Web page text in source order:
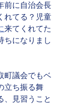
前に自治会長
れてる？児童
来てくれてた
ちになりまし
町議会でもベ
立ち振る舞
、見習うこと